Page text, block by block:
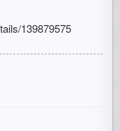
139879575